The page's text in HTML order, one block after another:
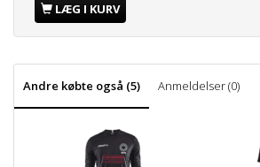
LÆG I KURV
Andre købte også (5) Anmeldelser (0)